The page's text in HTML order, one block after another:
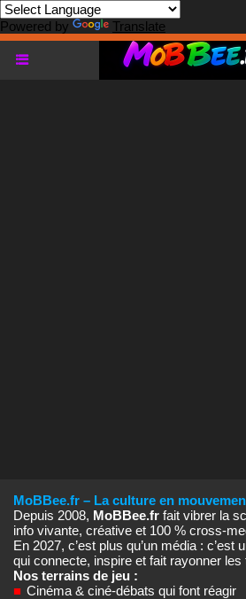
Powered by Translate
MoBBee.fr – La culture en
Depuis 2008, MoBBee.fr fait vibrer la
info vivante, créative et 100 %
En 2027, c’est plus qu’un média : c’est
qui connecte, inspire et fait rayonner les
Nos terrains de jeu :
■ Cinéma & ciné‑débats qui font réagir